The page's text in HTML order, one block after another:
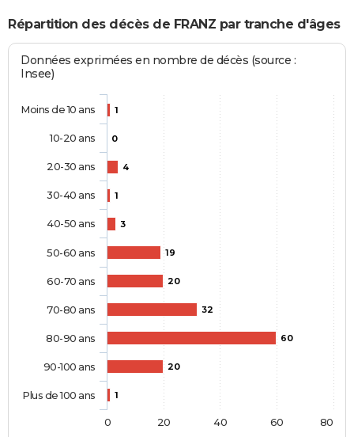
Répartition des décès de FRANZ par tranche d'âges
Données exprimées en nombre de décès (source :
Insee)
1
0
4
1
3
19
20
32
60
20
1
Moins de 10 ans
10-20 ans
20-30 ans
30-40 ans
40-50 ans
50-60 ans
60-70 ans
70-80 ans
80-90 ans
90-100 ans
Plus de 100 ans
0 20 40 60 80